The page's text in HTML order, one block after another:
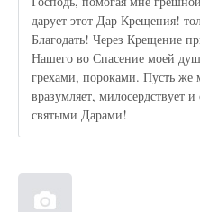
дарует этот Дар Крещения!
Благодать! Через Крещение
Нашего во Спасение моей
грехами, пороками. Пусть же
вразумляет, милосердствует
святыми Дарами!